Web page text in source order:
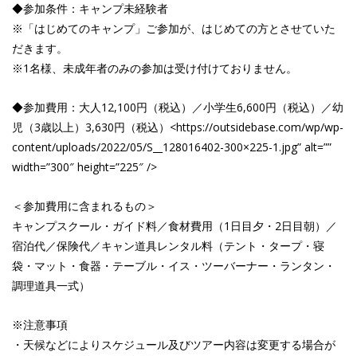
◆参加条件：キャンプ未経験者
※「はじめてのキャンプ」ご参加が、はじめての方とさせていた
だきます。
※1名様、未成年者のみの参加は受け付けておりません。
◆参加費用：大人12,100円（税込）／小学生6,600円（税込）／幼
児（3歳以上）3,630円（税込）<https://outsidebase.com/wp/wp-
content/uploads/2022/05/S__128016402-300×225-1.jpg” alt=””
width=”300″ height=”225″ />
＜参加費用に含まれるもの＞
キャンプスクール・ガイド料／食材費用（1日目夕・2日目朝）／
宿泊代／保険代／キャン道具レンタル料（テント・タープ・寝
袋・マット・食器・テーブル・イス・ツーバーナー・ランタン・
調理道具一式）
※注意事項
・天候などによりスケジュール及びツアー内容は変更する場合が